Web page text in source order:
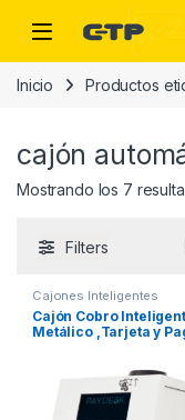
Saltar a la navegación
Saltar al contenido
Open
Inicio Productos
cajón
Mostrando los 7
Filters
Cajones Inteligentes
Cajón Cobro
Metálico ,Tarjeta y